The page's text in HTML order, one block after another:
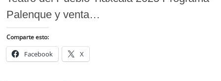
Palenque y venta…
Comparte esto:
Facebook X